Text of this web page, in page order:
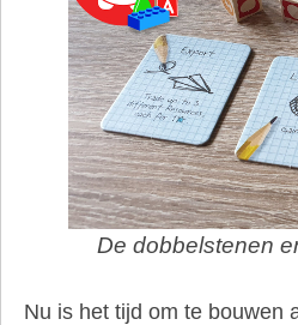
De dobbelstenen
Nu is het tijd om te bouwen